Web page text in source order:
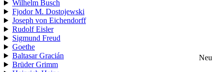
Wilhelm Busch
Fjodor M. Dostojewski
Joseph von Eichendorff
Rudolf Eisler
Sigmund Freud
Goethe
Baltasar Gracián
Neu
Brüder Grimm